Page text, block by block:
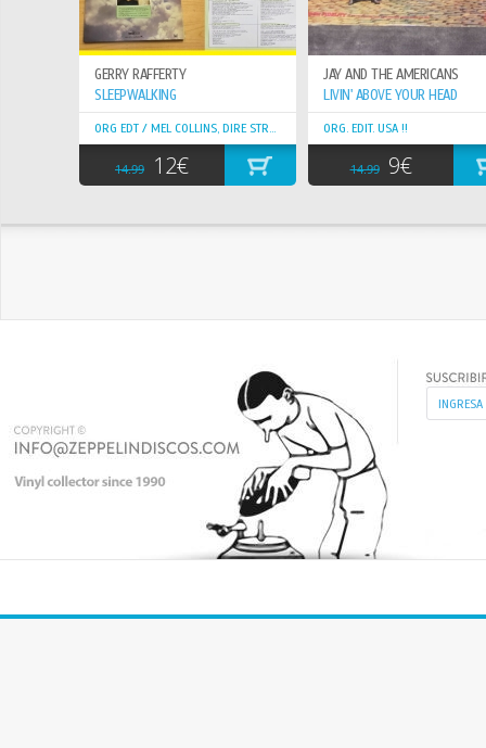
GERRY RAFFERTY
SLEEPWALKING
ORG EDT / MEL COLLINS, DIRE STRAITS ! GREAT COPY !
14.99 12€
JAY AND THE AMERICANS
LIVIN' ABOVE YOUR HEAD
ORG. EDIT. USA !!
14.99 9€